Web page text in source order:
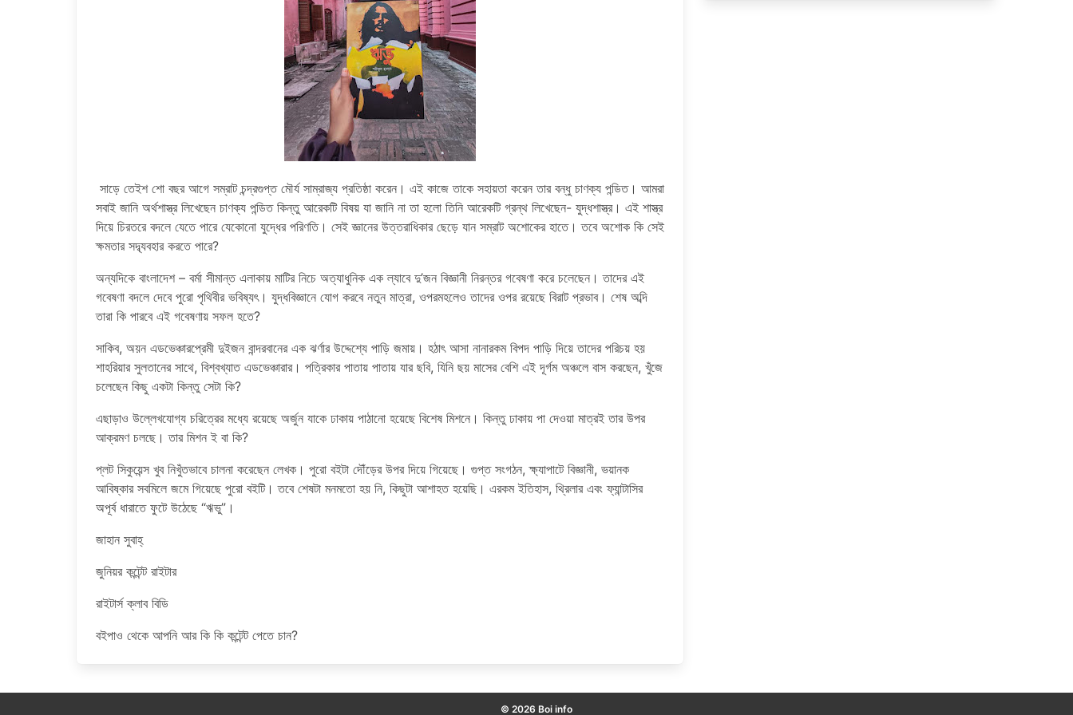
সাড়ে তেইশ শো বছর আগে সম্রাট চন্দ্রগুপ্ত মৌর্য সাম্রাজ্য প্রতিষ্ঠা করেন। এই কাজে তাকে সহায়তা করেন তার বন্ধু চাণক্য পন্ডিত। আমরা
সবাই জানি অর্থশাস্ত্র লিখেছেন চাণক্য পন্ডিত কিন্তু আরেকটি বিষয় যা জানি না তা হলো তিনি আরেকটি গ্রন্থ লিখেছেন- যুদ্ধশাস্ত্র। এই শাস্ত্র
দিয়ে চিরতরে বদলে যেতে পারে যেকোনো যুদ্ধের পরিণতি। সেই জ্ঞানের উত্তরাধিকার ছেড়ে যান সম্রাট অশোকের হাতে। তবে অশোক কি সেই
ক্ষমতার সদ্ব্যবহার করতে পারে?
অন্যদিকে বাংলাদেশ – বর্মা সীমান্ত এলাকায় মাটির নিচে অত্যাধুনিক এক ল্যাবে দু’জন বিজ্ঞানী নিরন্তর গবেষণা করে চলেছেন। তাদের এই
গবেষণা বদলে দেবে পুরো পৃথিবীর ভবিষ্যৎ। যুদ্ধবিজ্ঞানে যোগ করবে নতুন মাত্রা, ওপরমহলেও তাদের ওপর রয়েছে বিরাট প্রভাব। শেষ অব্দি
তারা কি পারবে এই গবেষণায় সফল হতে?
সাকিব, অয়ন এডভেঞ্চারপ্রেমী দুইজন বান্দরবানের এক ঝর্ণার উদ্দেশ্যে পাড়ি জমায়। হঠাৎ আসা নানারকম বিপদ পাড়ি দিয়ে তাদের পরিচয় হয়
শাহরিয়ার সুলতানের সাথে, বিশ্বখ্যাত এডভেঞ্চারার। পত্রিকার পাতায় পাতায় যার ছবি, যিনি ছয় মাসের বেশি এই দূর্গম অঞ্চলে বাস করছেন, খুঁজে
চলেছেন কিছু একটা কিন্তু সেটা কি?
এছাড়াও উল্লেখযোগ্য চরিত্রের মধ্যে রয়েছে অর্জুন যাকে ঢাকায় পাঠানো হয়েছে বিশেষ মিশনে। কিন্তু ঢাকায় পা দেওয়া মাত্রই তার উপর
আক্রমণ চলছে। তার মিশন ই বা কি?
প্লট সিকুয়েন্স খুব নিখুঁতভাবে চালনা করেছেন লেখক। পুরো বইটা দৌঁড়ের উপর দিয়ে গিয়েছে। গুপ্ত সংগঠন, ক্ষ্যাপাটে বিজ্ঞানী, ভয়ানক
আবিষ্কার সবমিলে জমে গিয়েছে পুরো বইটি। তবে শেষটা মনমতো হয় নি, কিছুটা আশাহত হয়েছি। এরকম ইতিহাস, থ্রিলার এবং ফ্যান্টাসির
অপূর্ব ধারাতে ফুটে উঠেছে “ঋভু”।
জাহান সুবাহ্
জুনিয়র কন্টেন্ট রাইটার
রাইটার্স ক্লাব বিডি
বইপাও থেকে আপনি আর কি কি কন্টেন্ট পেতে চান?
© 2026 Boi info